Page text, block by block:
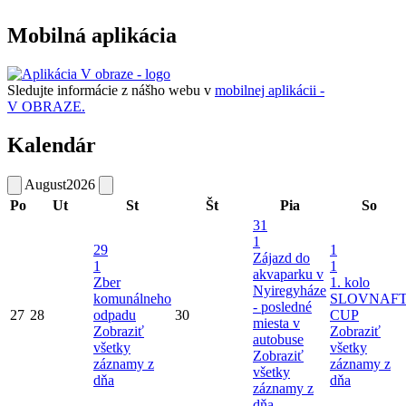
Mobilná aplikácia
Sledujte informácie z nášho webu v mobilnej aplikácii -
V OBRAZE.
Kalendár
August2026
Po
Ut St Št Pia So
27 28
29
1
Zber
komunálneho
odpadu
Zobraziť
všetky
záznamy z
dňa
30
31
1
Zájazd do
akvaparku v
Nyiregyháze
- posledné
miesta v
autobuse
Zobraziť
všetky
záznamy z
1
1
1. kolo
CUP
Zobraziť
všetky
záznamy z
dňa